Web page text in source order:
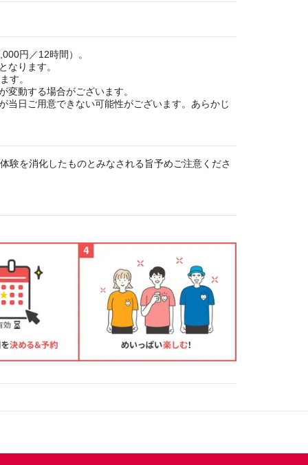
円／12時間）。
なります。
す。
変動する場合がございます。
当日ご用意できない可能性がございます。あらかじ
験を消化したものとみなされる旨予めご注意くださ